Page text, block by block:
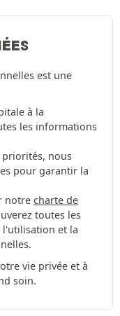
est une
à la
les informations
priorités, nous
pour garantir la
notre charte de
toutes les
l'utilisation et la
vie privée et à
soin.